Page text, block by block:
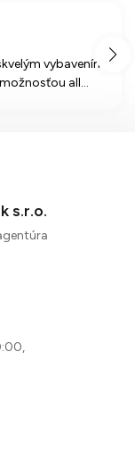
vybavením,
all
s.r.o.